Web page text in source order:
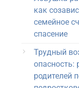
как
семейное
спасение
Трудный
опасность:
родителей